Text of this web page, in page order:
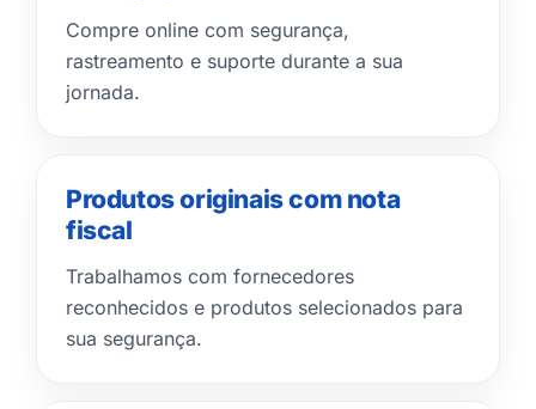
Compre online com segurança,
rastreamento e suporte durante a sua
jornada.
Produtos originais com nota
fiscal
Trabalhamos com fornecedores
reconhecidos e produtos selecionados para
sua segurança.